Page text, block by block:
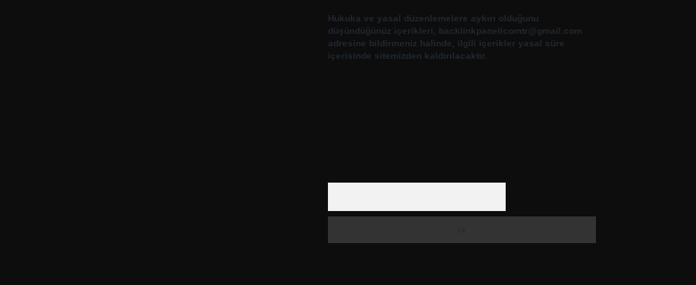
Hukuka ve yasal düzenlemelere aykırı olduğunu
düşündüğünüz içerikleri,
backlinkpanelicomtr@gmail.com
adresine bildirmeniz halinde, ilgili içerikler yasal süre
içerisinde sitemizden kaldırılacaktır.